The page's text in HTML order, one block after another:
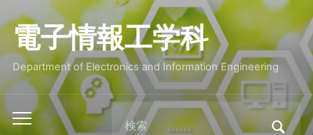
電子情報工学科
Department of Electronics and Information Engineering
Toggle
Search
for: